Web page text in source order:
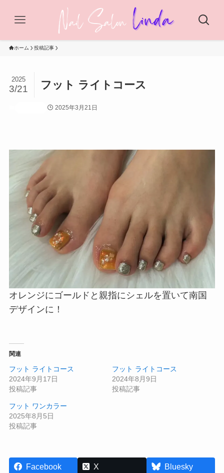
ホーム 投稿記事
フット ライトコース
2025
3/21
2025年3月21日
オレンジにゴールドと親指にシェルを置いて南国
デザインに！
関連
フット ライトコース
2024年9月17日
投稿記事
フット ライトコース
2024年8月9日
投稿記事
フット ワンカラー
2025年8月5日
投稿記事
Facebook X
Bluesky